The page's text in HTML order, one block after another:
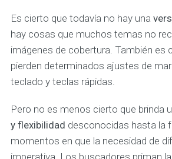
Es cierto que todavía no hay una
hay cosas que muchos temas no
imágenes de cobertura. También es
pierden determinados ajustes de
teclado y teclas rápidas.
Pero no es menos cierto que brinda
y flexibilidad desconocidas hasta la
momentos en que la necesidad de
imperativa. Los buscadores priman